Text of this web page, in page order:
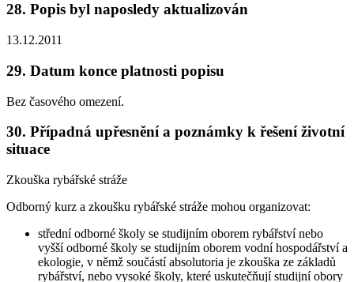
28. Popis byl naposledy aktualizován
13.12.2011
29. Datum konce platnosti popisu
Bez časového omezení.
30. Případná upřesnění a poznámky k řešení životní
situace
Zkouška rybářské stráže
Odborný kurz a zkoušku rybářské stráže mohou organizovat:
střední odborné školy se studijním oborem rybářství nebo
vyšší odborné školy se studijním oborem vodní hospodářství a
ekologie, v němž součástí absolutoria je zkouška ze základů
rybářství, nebo vysoké školy, které uskutečňují studijní obory